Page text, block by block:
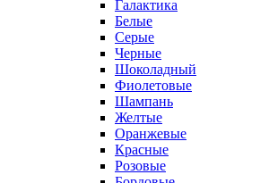
Галактика
Белые
Серые
Черные
Шоколадный
Фиолетовые
Шампань
Желтые
Оранжевые
Красные
Розовые